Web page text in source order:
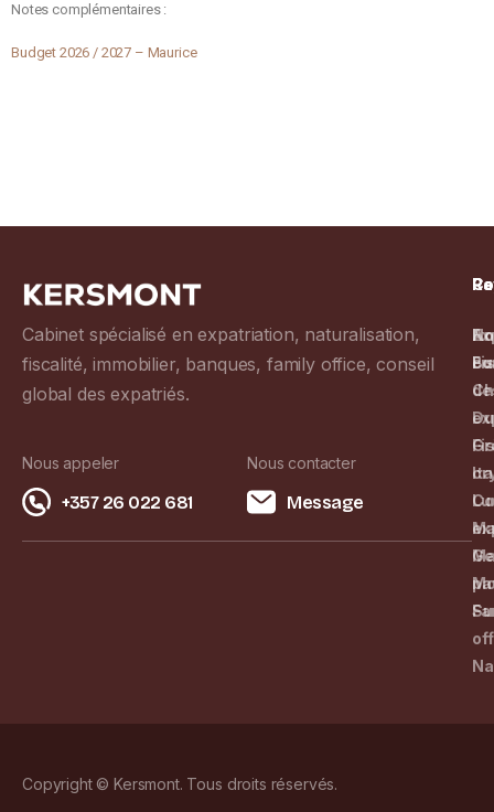
Notes complémentaires :
Budget 2026 / 2027 – Maurice
Cabinet spécialisé en expatriation, naturalisation,
fiscalité, immobilier, banques, family office, conseil
global des expatriés.
Nous appeler
+357 26 022 681
Nous contacter
Message
Copyright © Kersmont. Tous droits réservés.